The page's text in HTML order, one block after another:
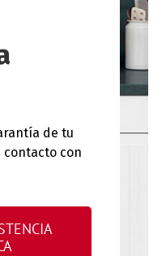
de tu
con